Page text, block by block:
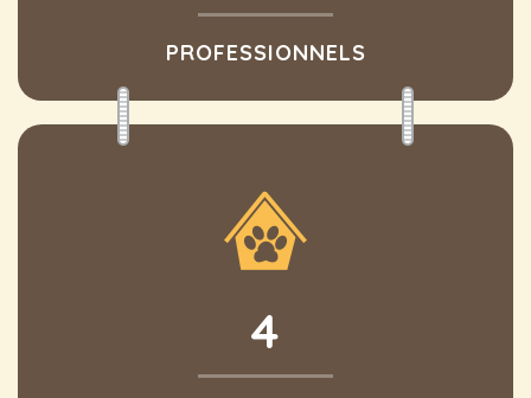
PROFESSIONNELS
4